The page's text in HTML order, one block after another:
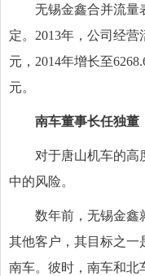
无锡金鑫合并流量
定。2013年，公司经营
元，2014年增长至
元。
南车董事长任独董
对于唐山机车的高
中的风险。
数年前，无锡金鑫
其他客户，其目标之
南车。彼时，南车和北